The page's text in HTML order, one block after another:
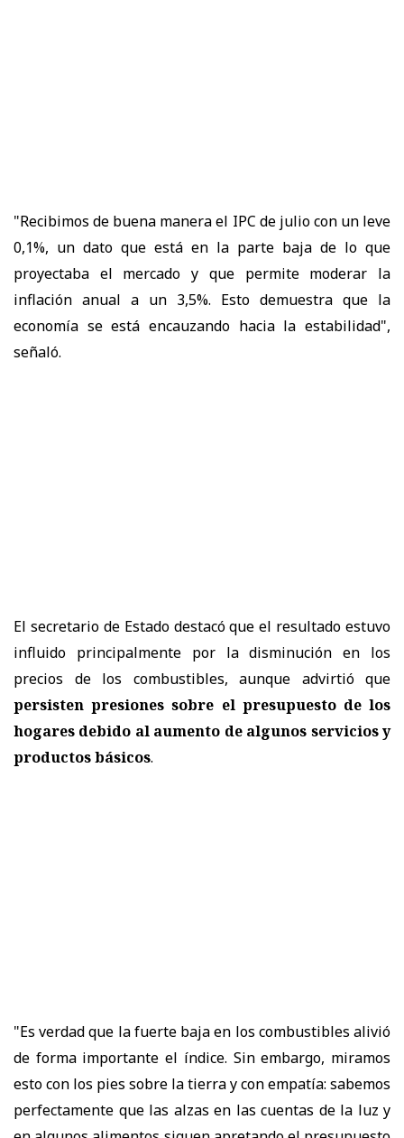
"Recibimos de buena manera el IPC de julio con un leve
0,1%, un dato que está en la parte baja de lo que
proyectaba el mercado y que permite moderar la
inflación anual a un 3,5%. Esto demuestra que la
economía se está encauzando hacia la estabilidad",
señaló.
El secretario de Estado destacó que el resultado estuvo
influido principalmente por la disminución en los
precios de los combustibles, aunque advirtió que
persisten presiones sobre el presupuesto de los
hogares debido al aumento de algunos servicios y
productos básicos.
"Es verdad que la fuerte baja en los combustibles alivió
de forma importante el índice. Sin embargo, miramos
esto con los pies sobre la tierra y con empatía: sabemos
perfectamente que las alzas en las cuentas de la luz y